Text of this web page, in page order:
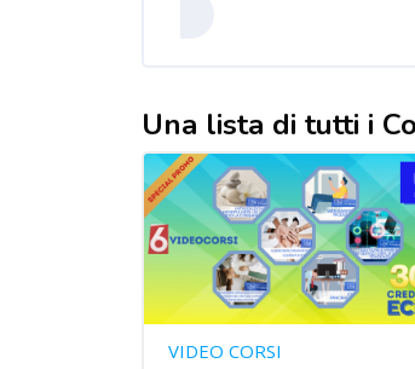
Una lista di tutti i
VIDEO CORSI